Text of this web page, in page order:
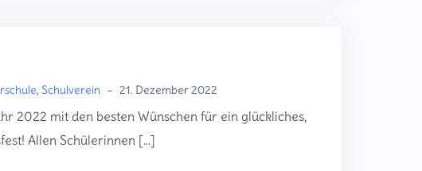
, Schulverein – 21. Dezember 2022
2022 mit den besten Wünschen für ein glückliches,
Allen Schülerinnen […]